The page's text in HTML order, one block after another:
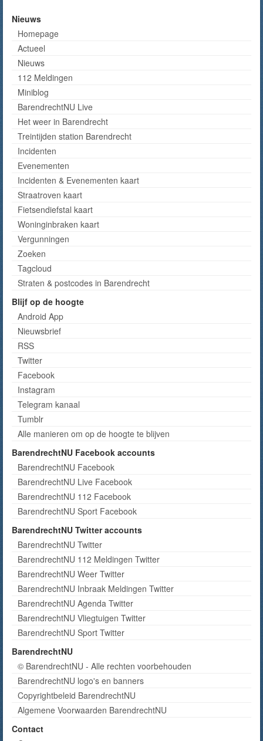
Nieuws
Homepage
Actueel
Nieuws
112 Meldingen
Miniblog
BarendrechtNU Live
Het weer in Barendrecht
Treintijden station Barendrecht
Incidenten
Evenementen
Incidenten & Evenementen kaart
Straatroven kaart
Fietsendiefstal kaart
Woninginbraken kaart
Vergunningen
Zoeken
Tagcloud
Straten & postcodes in Barendrecht
Blijf op de hoogte
Android App
Nieuwsbrief
RSS
Twitter
Facebook
Instagram
Telegram kanaal
Tumblr
Alle manieren om op de hoogte te blijven
BarendrechtNU Facebook accounts
BarendrechtNU Facebook
BarendrechtNU Live Facebook
BarendrechtNU 112 Facebook
BarendrechtNU Sport Facebook
BarendrechtNU Twitter accounts
BarendrechtNU Twitter
BarendrechtNU 112 Meldingen Twitter
BarendrechtNU Weer Twitter
BarendrechtNU Inbraak Meldingen Twitter
BarendrechtNU Agenda Twitter
BarendrechtNU Vliegtuigen Twitter
BarendrechtNU Sport Twitter
BarendrechtNU
© BarendrechtNU - Alle rechten voorbehouden
BarendrechtNU logo's en banners
Copyrightbeleid BarendrechtNU
Algemene Voorwaarden BarendrechtNU
Contact